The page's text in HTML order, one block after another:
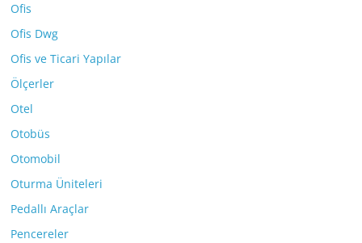
Ofis
Ofis Dwg
Ofis ve Ticari Yapılar
Ölçerler
Otel
Otobüs
Otomobil
Oturma Üniteleri
Pedallı Araçlar
Pencereler